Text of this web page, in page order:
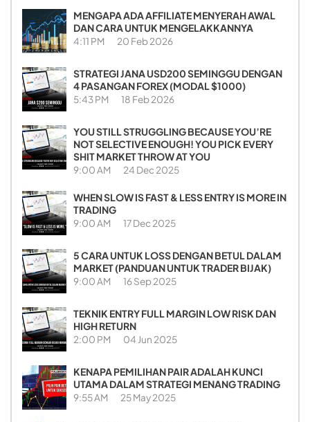
MENGAPA ADA AFFILIATE MENYERAH AWAL
DAN CARA UNTUK MENGELAKKANNYA
4:11 PM 20 Feb 2026
STRATEGI JANA USD200 SEMINGGU DENGAN
4 PASANGAN FOREX (MODAL $1000)
5:43 PM 18 Feb 2026
YOU STILL STRUGGLING BECAUSE YOU’RE
NOT SELECTIVE ENOUGH! YOU PICK EVERY
SHIT MARKET THROW AT YOU
9:00 AM 24 Dec 2025
WHEN SLOW IS FAST & LESS ENTRY IS MORE IN
TRADING
9:00 AM 17 Dec 2025
5 CARA UNTUK LOSS DENGAN BETUL DALAM
MARKET (PANDUAN UNTUK TRADER BIJAK)
9:00 AM 16 Sep 2025
TEKNIK ENTRY FULL MARGIN LOW RISK DAN
HIGH RETURN
2:00 PM 04 Jun 2025
KENAPA PEMILIHAN PAIR ADALAH KUNCI
UTAMA DALAM STRATEGI MENANG TRADING
9:55 AM 25 May 2025